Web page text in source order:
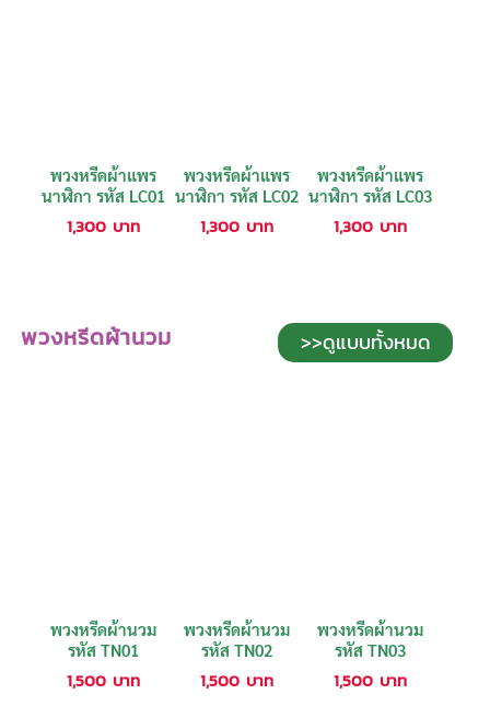
พวงหรีดผ้าแพร
นาฬิกา รหัส LC01
1,300 บาท
พวงหรีดผ้าแพร
นาฬิกา รหัส LC02
1,300 บาท
พวงหรีดผ้าแพร
นาฬิกา รหัส LC03
1,300 บาท
พวงหรีดผ้านวม >>ดูแบบทั้งหมด
พวงหรีดผ้านวม
รหัส TN01
1,500 บาท
พวงหรีดผ้านวม
รหัส TN02
1,500 บาท
พวงหรีดผ้านวม
รหัส TN03
1,500 บาท